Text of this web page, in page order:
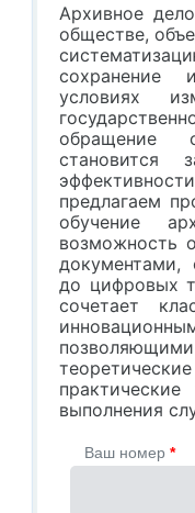
Архивное
обществе,
сохранение
условиях
обращение
становится
предлагаем
обучение
возможность
документами,
до цифровых
сочетает
выполнения